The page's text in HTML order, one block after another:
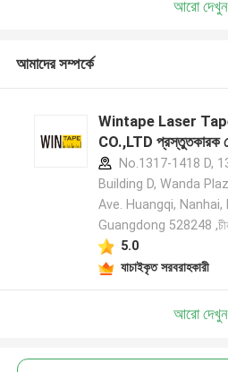
আরো দেখুন
আমাদের সম্পর্কে
Wintape Laser
CO.,LTD প্রস্তুতকারক
No.1317-1418 D,
Building D, Wanda
Ave. Huangqi, Nanhai,
Guangdong 528248
5.0
যাচাইকৃত সরবরাহকারী
আরো দেখুন